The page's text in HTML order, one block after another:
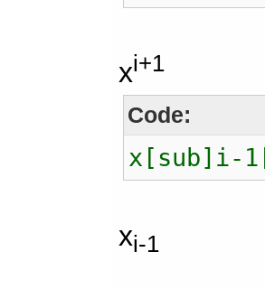
xi+1
Code:
x[sub]i-
xi-1